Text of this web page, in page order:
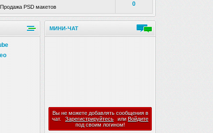
Продажа PSD макетов 0
МИНИ-ЧАТ
Вы не можете добавлять сообщения в
чат.
Зарегистрируйтесь или Войдите
под своим логином!